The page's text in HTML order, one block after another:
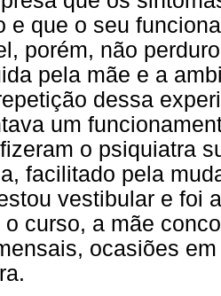
e que o seu
porém, não
pela mãe e a
dessa
um
o psiquiatra
facilitado pela
vestibular e foi
o curso, a mãe
ocasiões